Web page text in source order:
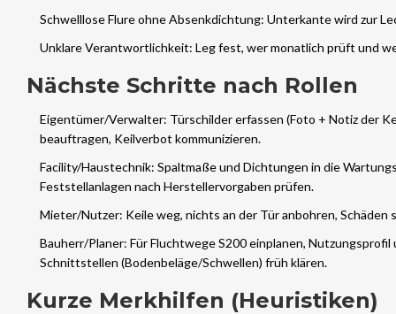
Schwelllose Flure ohne Absenkdichtung: Unterkante wird zur
Unklare Verantwortlichkeit: Leg fest, wer monatlich prüft und
Nächste Schritte nach Rollen
Eigentümer/Verwalter: Türschilder erfassen (Foto + Notiz der
beauftragen, Keilverbot kommunizieren.
Facility/Haustechnik: Spaltmaße und Dichtungen in die
Feststellanlagen nach Herstellervorgaben prüfen.
Mieter/Nutzer: Keile weg, nichts an der Tür anbohren, Schäden
Bauherr/Planer: Für Fluchtwege S200 einplanen,
Schnittstellen (Bodenbeläge/Schwellen) früh klären.
Kurze Merkhilfen (Heuristiken)